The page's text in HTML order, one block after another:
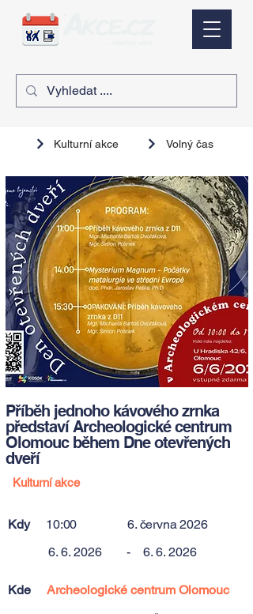
Kulturní akce Volný čas
Příběh jednoho kávového zrnka
představí Archeologické centrum
Olomouc během Dne otevřených
dveří
Kulturní akce
Kdy 10:00
6. června 2026
6. 6. 2026
- 6. 6. 2026
Kde Archeologické centrum Olomouc